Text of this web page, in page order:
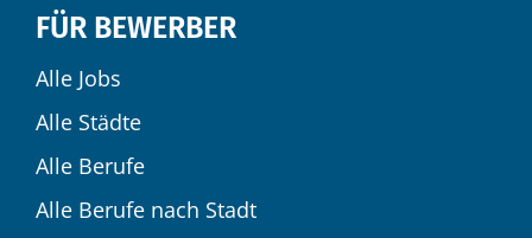
FÜR BEWERBER
Alle Jobs
Alle Städte
Alle Berufe
Alle Berufe nach Stadt